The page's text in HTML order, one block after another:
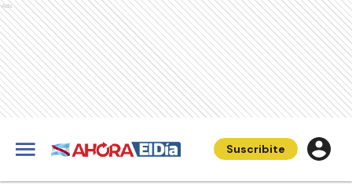
Ads
Suscribite